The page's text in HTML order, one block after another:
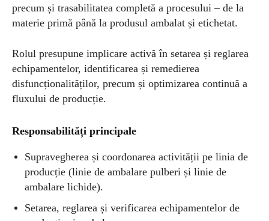
precum și trasabilitatea completă a procesului – de la
materie primă până la produsul ambalat și etichetat.
Rolul presupune implicare activă în setarea și reglarea
echipamentelor, identificarea și remedierea
disfuncționalităților, precum și optimizarea continuă a
fluxului de producție.
Responsabilități principale
Supravegherea și coordonarea activității pe linia de
producție (linie de ambalare pulberi și linie de
ambalare lichide).
Setarea, reglarea și verificarea echipamentelor de